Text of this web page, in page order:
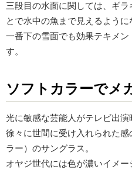
三段目の水面に関しては、ギ
とで水中の魚まで見えるように
一番下の雪面でも効果テキメ
す。
ソフトカラーでメ
光に敏感な芸能人がテレビ出演
徐々に世間に受け入れられた
ラー）のサングラス。
オヤジ世代には色が濃いイメ